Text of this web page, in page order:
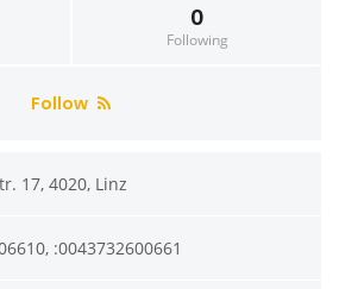
0
Following
Follow
17, 4020, Linz
:0043732600661